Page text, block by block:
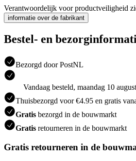
Verantwoordelijk voor productveiligheid
informatie over de fabrikant
Bestel- en
Bezorgd door PostNL
Vandaag besteld, maandag 10
Thuisbezorgd voor €4.95 en gratis
Gratis bezorgd in de bouwmarkt
Gratis retourneren in de bouwmarkt
Gratis retourneren in de